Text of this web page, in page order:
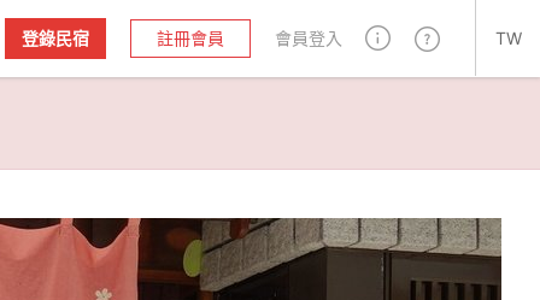
登錄民宿 註冊會員 會員登入 TW